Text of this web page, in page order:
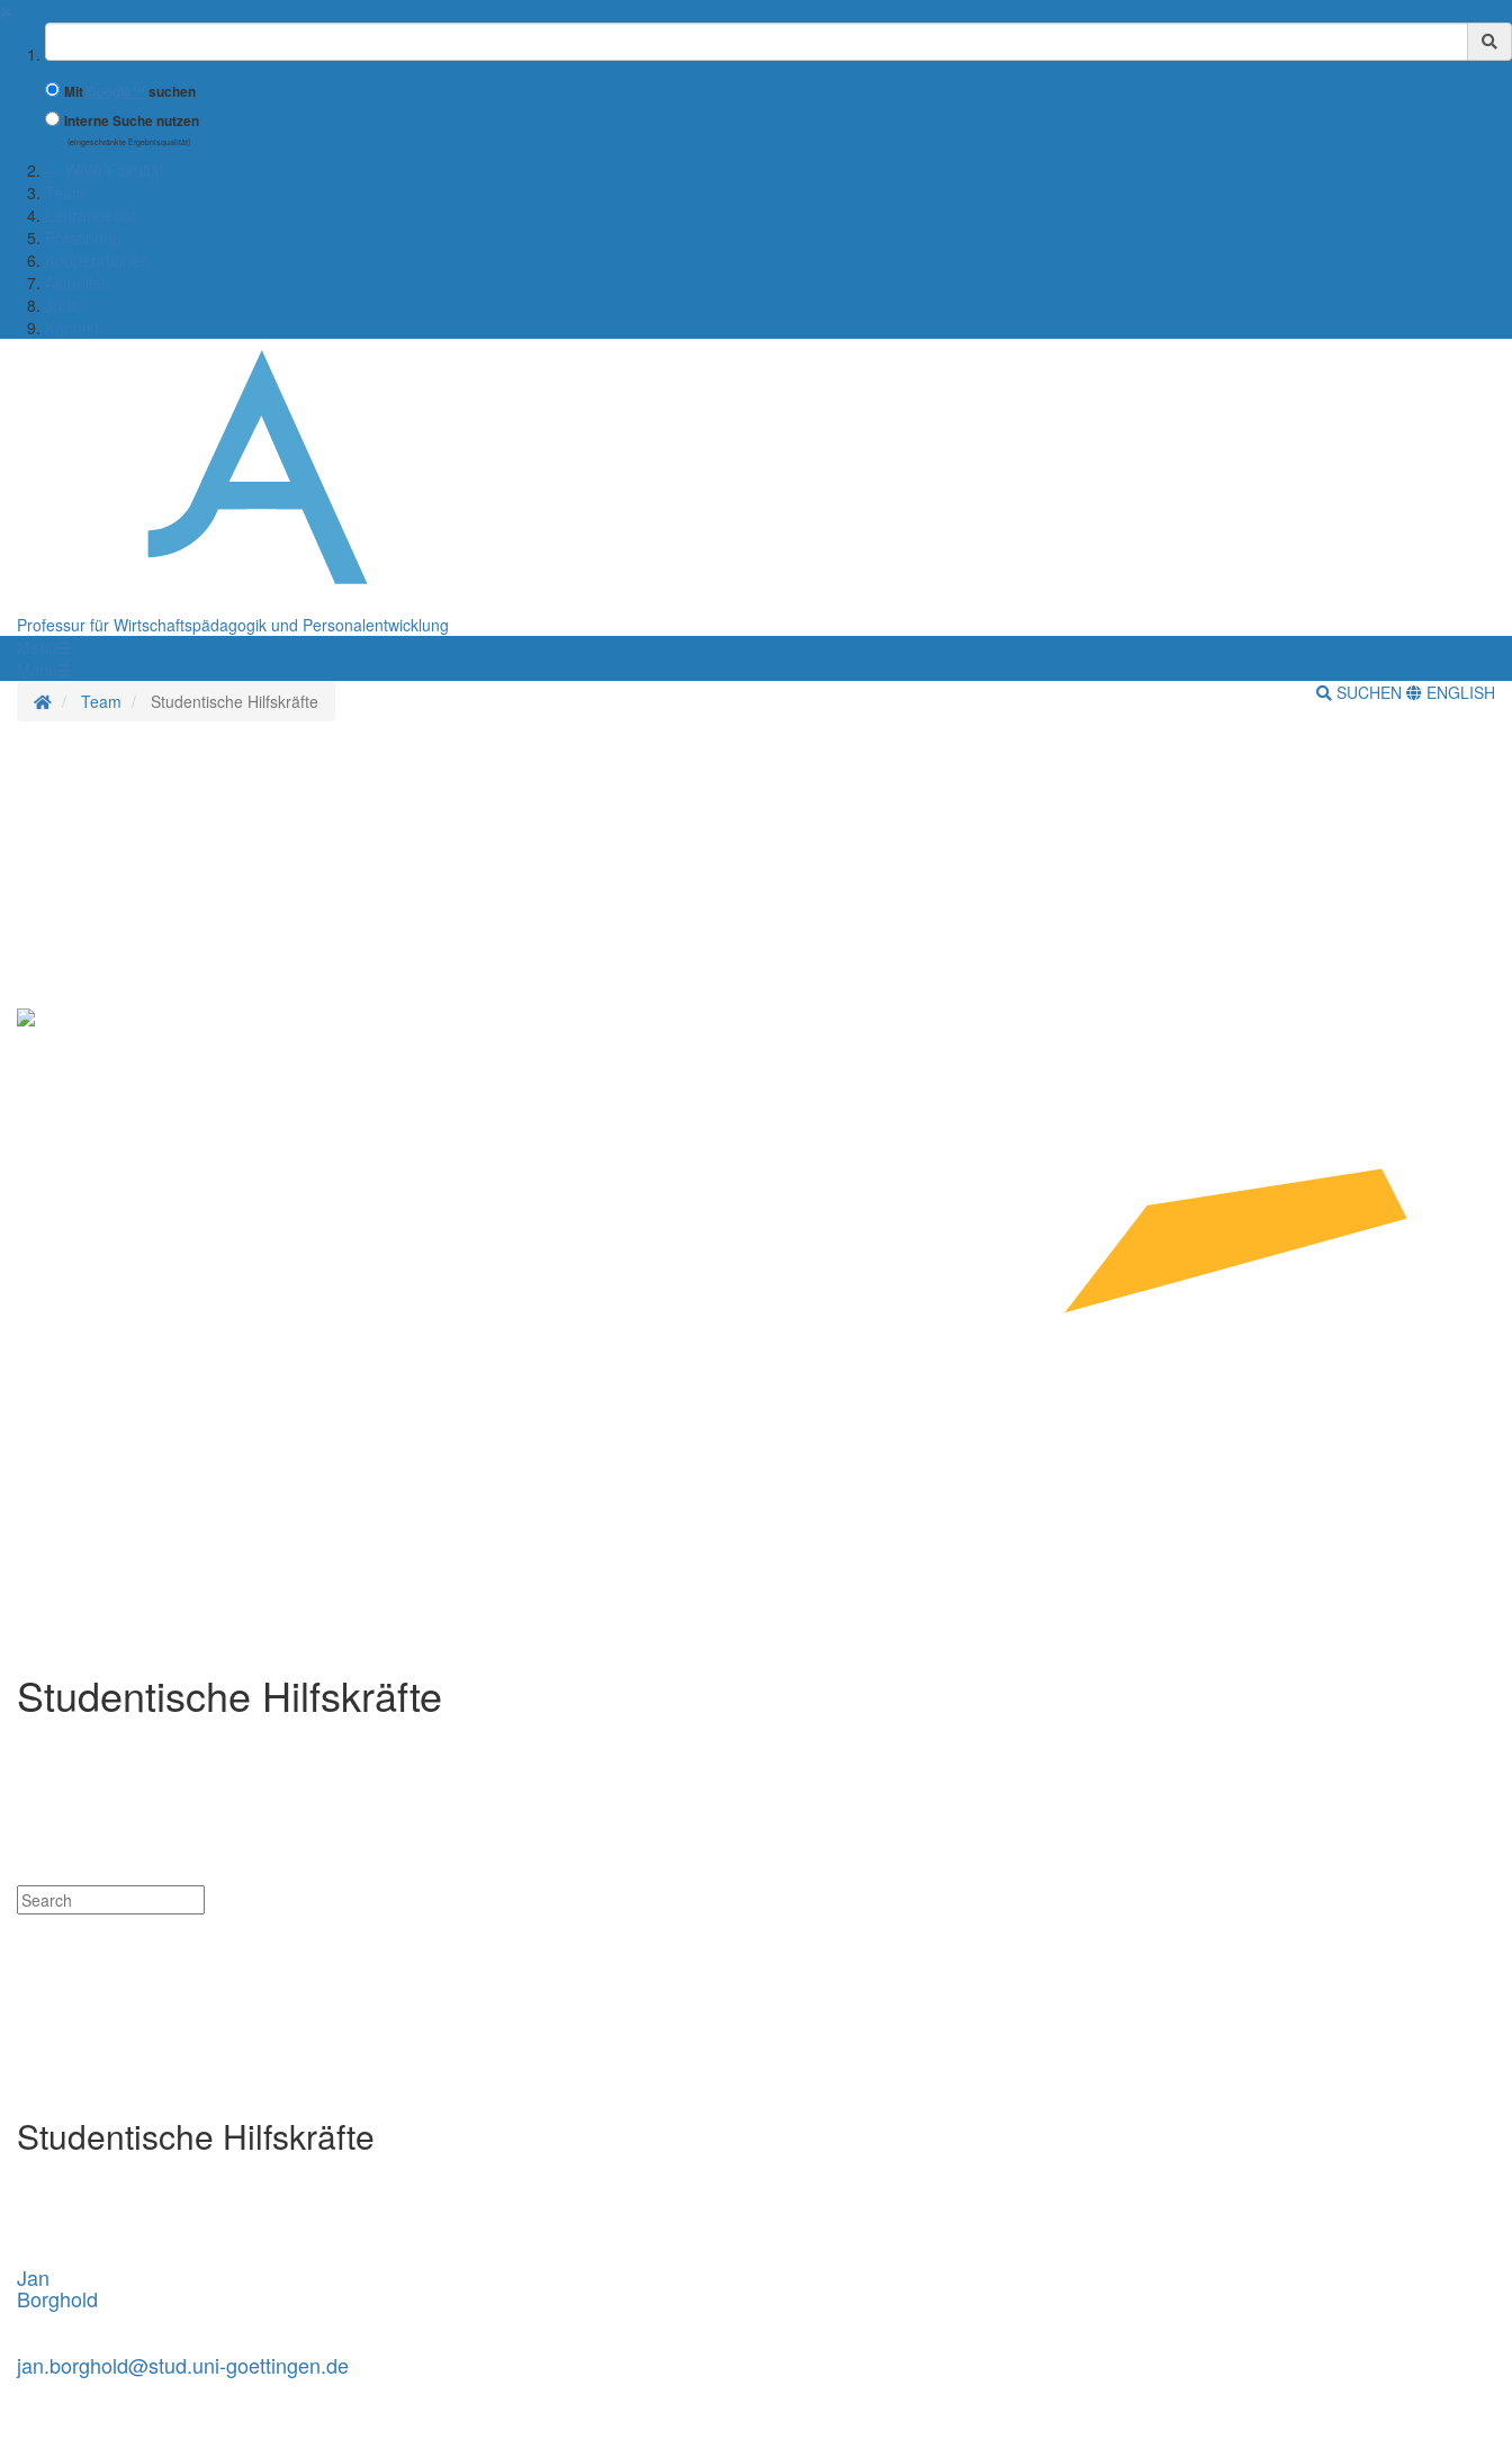
Suchbegriff
Mit
suchen
Interne Suche nutzen
(eingeschränkte Ergebnisqualität)
Professur für Wirtschaftspädagogik und Personalentwicklung
Startseite
Team Studentische Hilfskräfte SUCHEN ENGLISH
Studentische Hilfskräfte
Studentische Hilfskräfte
Jan
Borghold
jan.borghold@stud.uni-goettingen.de